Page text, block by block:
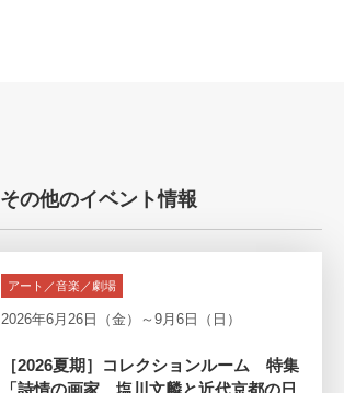
その他のイベント情報
アート／音楽／劇場
2026年6月26日（金）～9月6日（日）
［2026夏期］コレクションルーム 特集